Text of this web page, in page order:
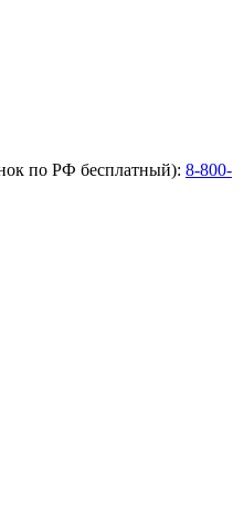
по РФ бесплатный): 8-800-